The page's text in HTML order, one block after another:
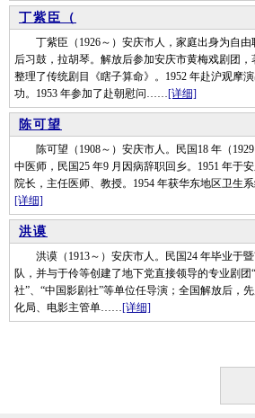
丁紫臣（
丁紫臣（1926～）安庆市人，家庭出身为自由
后习鼓，拉胡琴。解放后参加安庆市黄梅戏剧团
整理了传统剧目《瞎子算命》。1952 年赴沪观摩
功。1953 年参加了赴朝慰问……[详细]
陈可望
陈可望（1908～）安庆市人。民国18 年（1929
中医师，民国25 年9 月因病辞职回乡。1951 年于
院长，主任医师、教授。1954 年获华东地区卫
[详细]
洪谟
洪谟（1913～）安庆市人。民国24 年毕业于暨
队，并与于伶等创建了地下党直接领导的专业剧
社”、“中国影剧社”等单位任导演；全国解放后，
化局、电影主管单……[详细]